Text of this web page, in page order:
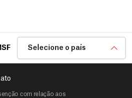
Selecione o país
com relação aos